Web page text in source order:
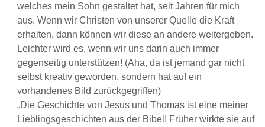
welches mein Sohn gestaltet hat, seit Jahren für mich
aus. Wenn wir Christen von unserer Quelle die Kraft
erhalten, dann können wir diese an andere weitergeben.
Leichter wird es, wenn wir uns darin auch immer
gegenseitig unterstützen! (Aha, da ist jemand gar nicht
selbst kreativ geworden, sondern hat auf ein
vorhandenes Bild zurückgegriffen)
„Die Geschichte von Jesus und Thomas ist eine meiner
Lieblingsgeschichten aus der Bibel! Früher wirkte sie auf